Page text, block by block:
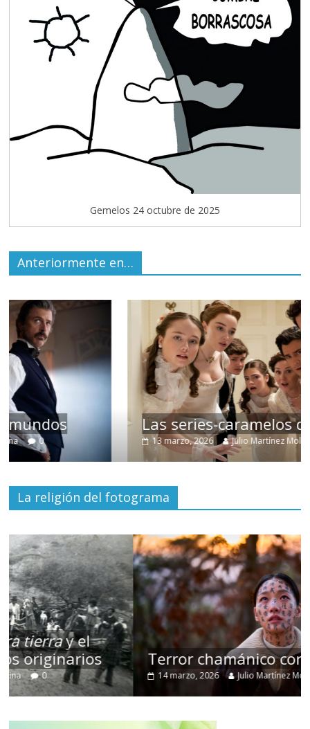
Gemelos 24 octubre de 2025
Anteriormente en…
Las series-caramelos de Shondaland
13 marzo, 2026 Julio Martínez Molina 0
La religión del fotograma
Terror chamánico coreano
14 marzo, 2026 Julio Martínez Molina 0